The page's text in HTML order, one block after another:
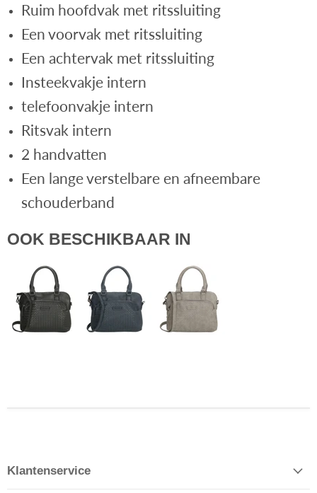
Ruim hoofdvak met ritssluiting
Een voorvak met ritssluiting
Een achtervak met ritssluiting
Insteekvakje intern
telefoonvakje intern
Ritsvak intern
2 handvatten
Een lange verstelbare en afneembare
schouderband
OOK BESCHIKBAAR IN
Klantenservice